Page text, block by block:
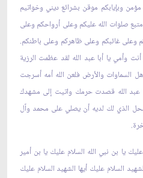
مؤمن وبإيابكم موقن بشرائع ديني وخواتيم
صلوات الله عليكم وعلى أرواحكم وعلى
غائبكم وعلى ظاهركم وعلى باطنكم.
وأمي يا أبا عبد الله لقد عظمت الرزية
السماوات والأرض فلعن الله أمه أسرجت
عبد الله قصدت حرمك واتيت إلى مشهدك
الذي لك لديه أن يصلي على محمد واّل
يا بن نبي الله السلام عليك يا بن أمير
السلام عليك أيها الشهيد السلام عليك